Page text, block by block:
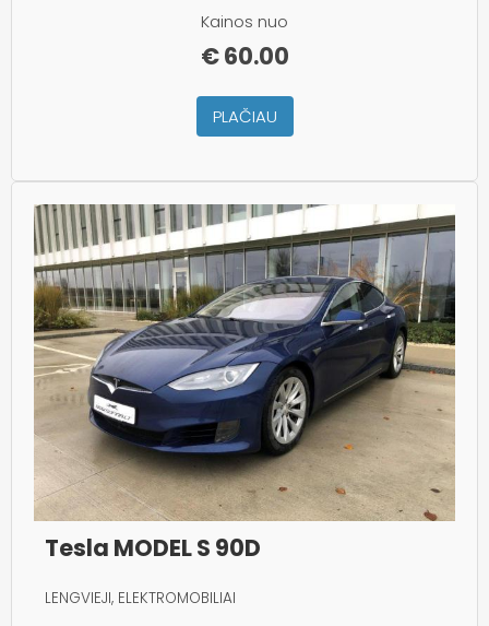
Kainos nuo
€60.00
PLAČIAU
Tesla MODEL S 90D
LENGVIEJI, ELEKTROMOBILIAI